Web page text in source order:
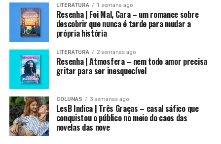
LITERATURA 1 semana ago
Resenha | Foi Mal, Cara – um romance sobre
descobrir que nunca é tarde para mudar a
própria história
LITERATURA 2 semanas ago
Resenha | Atmosfera – nem todo amor precisa
gritar para ser inesquecível
COLUNAS 3 semanas ago
LesB Indica | Três Graças – casal sáfico que
conquistou o público no meio do caos das
novelas das nove